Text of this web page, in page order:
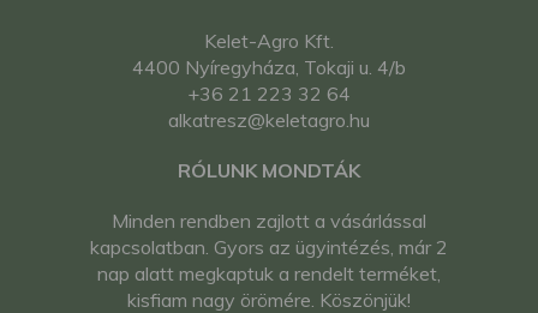
Kelet-Agro Kft.
4400 Nyíregyháza, Tokaji u. 4/b
+36 21 223 32 64
alkatresz@keletagro.hu
RÓLUNK MONDTÁK
Minden rendben zajlott a vásárlással
kapcsolatban. Gyors az ügyintézés, már 2
nap alatt megkaptuk a rendelt terméket,
kisfiam nagy örömére. Köszönjük!